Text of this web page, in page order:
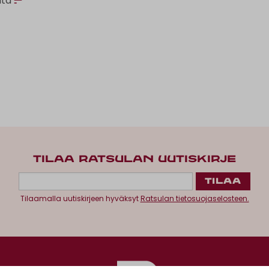
TILAA RATSULAN UUTISKIRJE
Tilaamalla uutiskirjeen hyväksytRatsulan tietosuojaselosteen.